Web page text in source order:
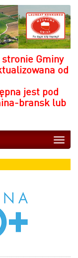
Gminy
od
jest pod
bransklub
Toggle